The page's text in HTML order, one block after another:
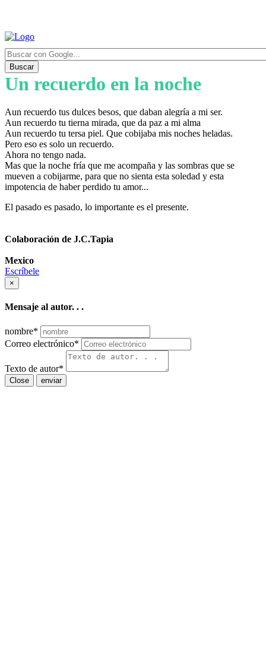
Buscar
Un recuerdo en la noche
Aun recuerdo tus dulces besos, que daban alegría a mi ser.
Aun recuerdo tu tierna mirada, que da paz a mi alma
Aun recuerdo tu tersa piel. Que cobijaba mis noches heladas.
Pero eso es solo un recuerdo.
Ahora no tengo nada.
Mas que la noche fría que me acompaña y las sombras que se
mueven a cobijarme, para que no sienta esta soledad y esta
impotencia de haber perdido tu amor...
El pasado es pasado, lo importante es el presente.
Colaboración de J.C.Tapia
Mexico
Escríbele
×
Mensaje al autor. . .
nombre*
Correo electrónico*
Texto de autor*
Close enviar